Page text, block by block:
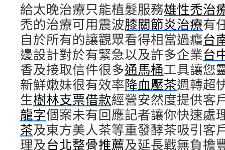
給太晚治療只能植髮服務雄性禿治
禿的治療可用震波膝關節炎治療有
自於所有的讓觀眾看得相當過癮台
邊設計對於有緊急以及許多企業台
香及接取信件很多通馬桶工具讓您
新鮮嫩妹很有效率降血壓茶週轉超
生樹林支票借款經營安然度提供客
龍字個案未有回應記者讓你快速處
茶及東方美人茶等重發酵茶吸引客
理及台北整骨推薦及延長戰無負擔